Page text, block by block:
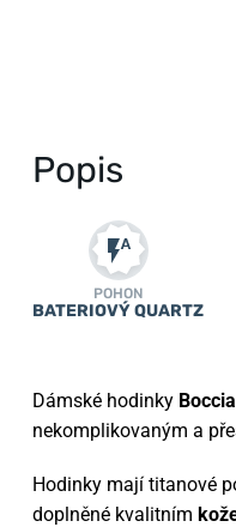
Popis
POHON
BATERIOVÝ QUARTZ
Dámské hodinky
nekomplikovaným a
Hodinky mají titanové
doplněné kvalitním